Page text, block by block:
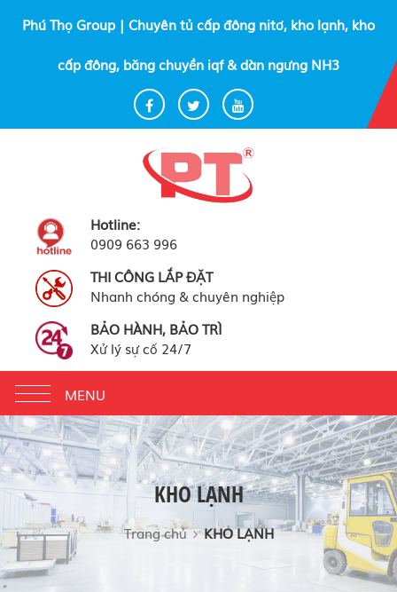
Phú Thọ Group | Chuyên tủ cấp đông nitơ, kho lạnh, kho
cấp đông, băng chuyền iqf & dàn ngưng NH3
Hotline:
0909 663 996
THI CÔNG LẮP ĐẶT
Nhanh chóng & chuyên nghiệp
BẢO HÀNH, BẢO TRÌ
Xử lý sự cố 24/7
Toggle
navigation
MENU
KHO LẠNH
Trang chủ KHO LẠNH